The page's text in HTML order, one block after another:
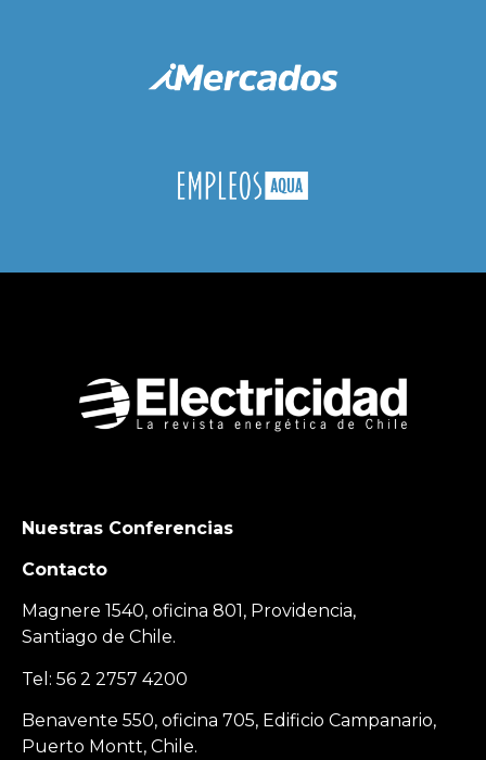
Nuestras Conferencias
Contacto
Magnere 1540, oficina 801, Providencia,
Santiago de Chile.
Tel: 56 2 2757 4200
Benavente 550, oficina 705, Edificio Campanario,
Puerto Montt, Chile.